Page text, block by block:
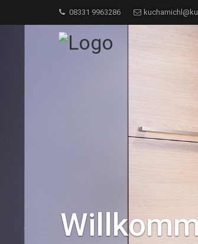
08331 9963286